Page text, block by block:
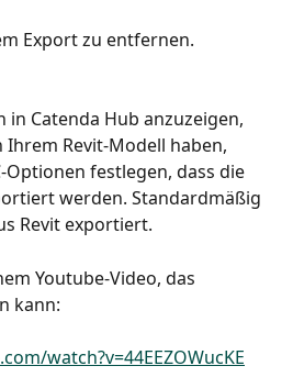
Export zu entfernen.
in Catenda Hub anzuzeigen,
Ihrem Revit-Modell haben,
Optionen festlegen, dass die
werden. Standardmäßig
Revit exportiert.
Youtube-Video, das
kann:
watch?v=44EEZOWucKE